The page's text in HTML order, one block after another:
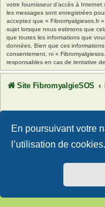
En poursuivant votre
l’utilisation de cookies.
votre fournisseur d’accès à
les messages sont enregistrées
acceptez que « Fibromyalgiesos.fr
sujet lorsque nous estimons que
que toutes les informations que
données. Bien que ces
consentement, ni «
responsables en cas de tentative
Site FibromyalgieSOS
®